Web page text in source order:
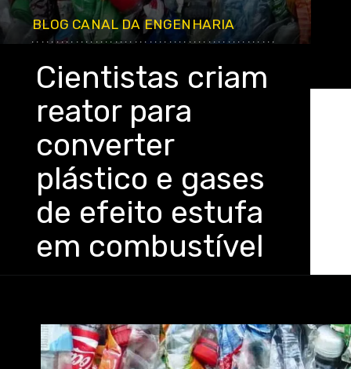
BLOG CANAL DA ENGENHARIA
Cientistas criam
reator para
converter
plástico e gases
de efeito estufa
em combustível
..................................................